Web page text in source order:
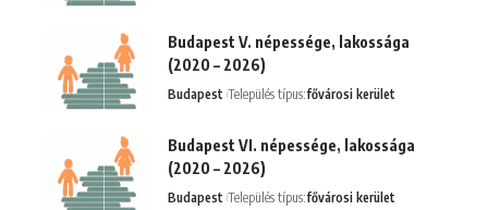
Budapest V. népessége, lakossága
(2020 – 2026)
Budapest Település típus:fővárosi kerület
Budapest VI. népessége, lakossága
(2020 – 2026)
Budapest Település típus:fővárosi kerület